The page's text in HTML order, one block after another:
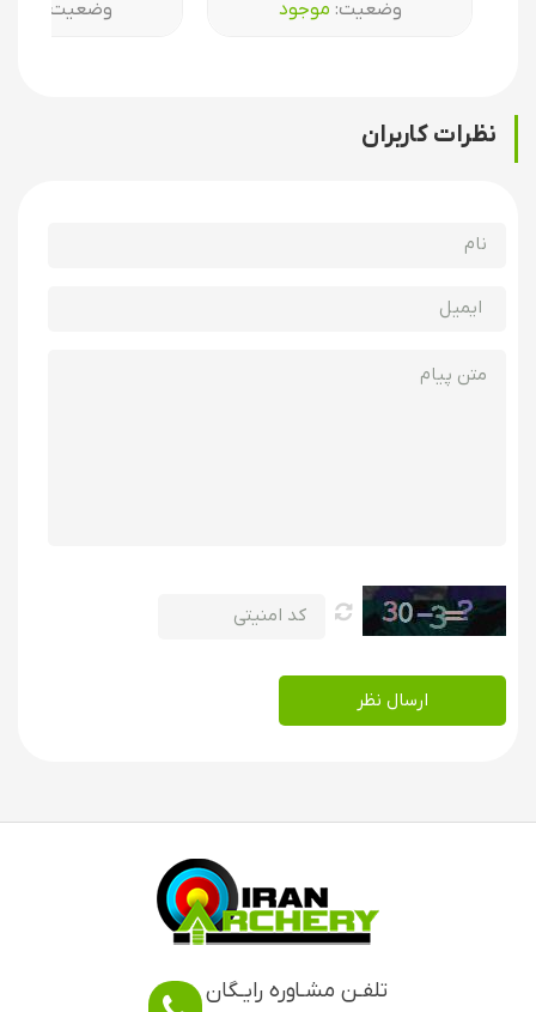
وضعیت:‌ موجود وضعیت:‌
نظرات کاربران
ارسال نظر
تلفـن مشـاوره رایـگان